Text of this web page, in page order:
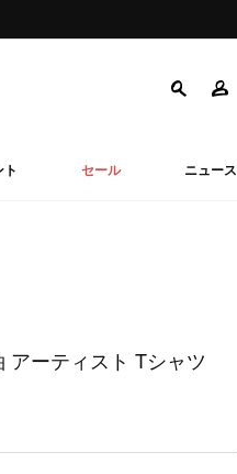
セール ニュース
アーティスト Tシャツ